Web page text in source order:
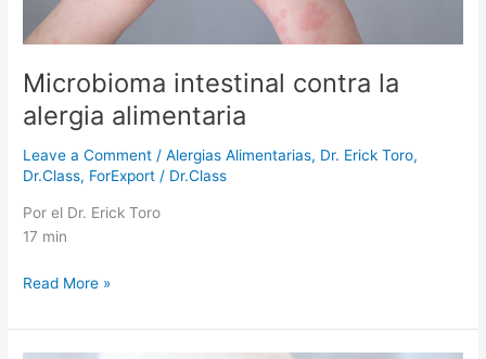
Microbioma intestinal contra la
alergia alimentaria
Leave a Comment /Alergias Alimentarias, Dr. Erick Toro,
Dr.Class, ForExport / Dr.Class
Por el Dr. Erick Toro
17 min
Read More »